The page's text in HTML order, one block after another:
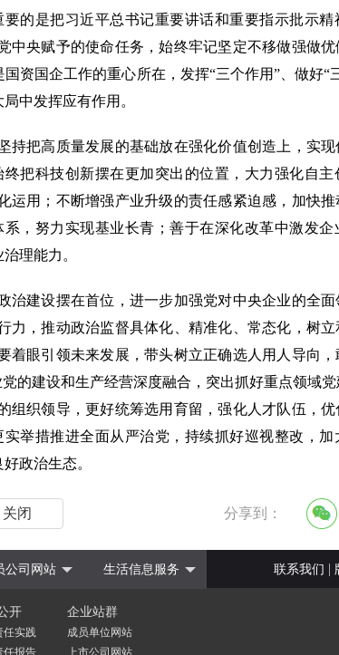
是把习近平总书记重要讲话和重要指示批示精
央赋予的使命任务，始终牢记坚定不移做强做
资国企工作的重心所在，发挥“三个作用”、做好“
中发挥应有作用。
把高质量发展的基础放在强化价值创造上，实现
把科技创新摆在更加突出的位置，大力强化自主
用；不断增强产业升级的责任感紧迫感，加快
，努力实现基业长青；善于在深化改革中激发企
理能力。
建设摆在首位，进一步加强党对中央企业的全面
，推动政治监督具体化、精准化、常态化，树
眼引领未来发展，带头树立正确选人用人导向
的建设和生产经营深度融合，突出抓好重点领域
组织领导，更好统筹选用育留，强化人才队伍，
举措推进全面从严治党，持续抓好巡视整改，加
政治生态。
关闭 分享到：
联系我们 |
公司网站 生活信息服务
开
任实践
任报告
企业站群
成员单位网站
上市公司网站